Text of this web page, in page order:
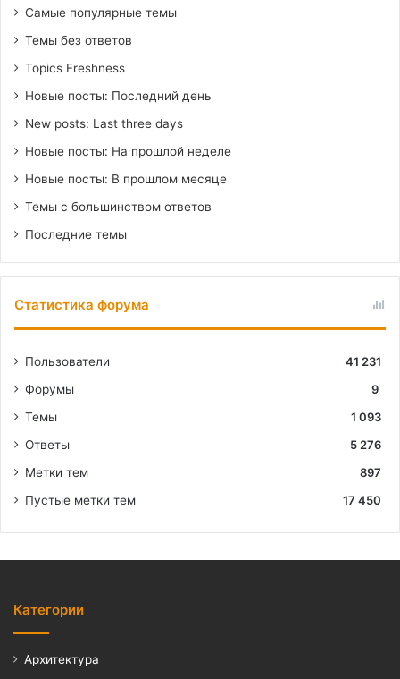
Самые популярные темы
Темы без ответов
Topics Freshness
Новые посты: Последний день
New posts: Last three days
Новые посты: На прошлой неделе
Новые посты: В прошлом месяце
Темы с большинством ответов
Последние темы
Статистика форума
Пользователи
41 231
Форумы
9
Темы
1 093
Ответы
5 276
Метки тем
897
Пустые метки тем
17 450
Категории
Архитектура